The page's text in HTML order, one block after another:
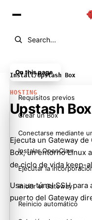
Search...
Install/Upstash Box
HOSTING
Upstash Box
Ejecuta un Gateway
Box, un entorno Linux
de ciclo de vida keep-
Usa un túnel SSH
puerto del Gateway
On this page
Requisitos previos
Crear un Box
Conectarse mediante
Instalar OpenClaw
Ejecutar la
Iniciar el Gateway
Reinicio automático